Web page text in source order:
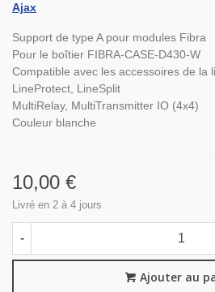
Ajax
Support de type A pour modules Fibra
Pour le boîtier FIBRA-CASE-D430-W
Compatible avec les accessoires de la
LineProtect, LineSplit
MultiRelay, MultiTransmitter IO (4x4)
Couleur blanche
10,00 €
Livré en 2 à 4 jours
-
Ajouter au